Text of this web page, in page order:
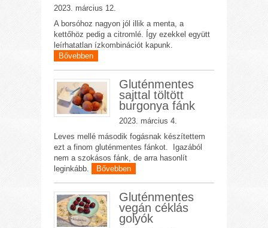
2023. március 12.
A borsóhoz nagyon jól illik a menta, a
kettőhöz pedig a citromlé. Így ezekkel együtt
leírhatatlan ízkombinációt kapunk.
Bővebben
Gluténmentes
sajttal töltött
burgonya fánk
2023. március 4.
Leves mellé második fogásnak készítettem
ezt a finom gluténmentes fánkot. Igazából
nem a szokásos fánk, de arra hasonlít
leginkább.
Bővebben
Gluténmentes
vegán céklás
golyók